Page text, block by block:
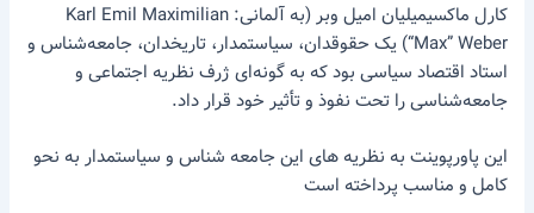
کارل ماکسیمیلیان امیل وبر (به آلمانی: Karl Emil Maximilian
“Max” Weber) یک حقوقدان، سیاستمدار، تاریخدان، جامعه‌شناس و
استاد اقتصاد سیاسی بود که به گونه‌ای ژرف نظریه اجتماعی و
جامعه‌شناسی را تحت نفوذ و تأثیر خود قرار داد.
این پاورپوینت به نظریه های این جامعه شناس و سیاستمدار به نحو
کامل و مناسب پرداخته است